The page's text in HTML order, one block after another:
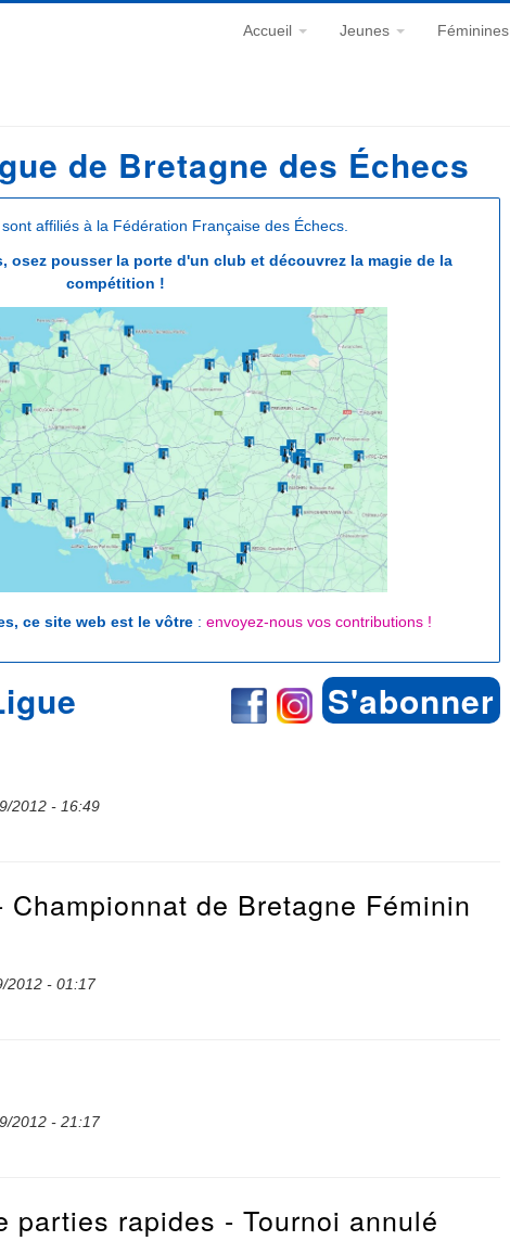
Accueil Jeunes Féminines
de Bretagne des Échecs
affiliés à la Fédération Française des Échecs.
osez pousser la porte d'un club et découvrez la magie de la
compétition !
ce site web est le vôtre: envoyez-nous vos contributions !
S'abonner
2012 - 16:49
de Bretagne Féminin
2012 - 01:17
2012 - 21:17
parties rapides - Tournoi annulé